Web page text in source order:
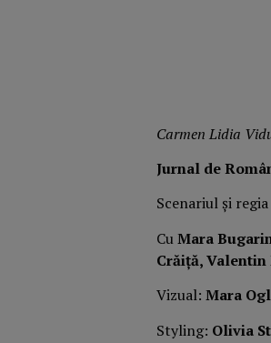
Carmen Lidia
Jurnal de
Scenariul și regia
CuMara
Crăiță,
Vizual: Mara
Styling: Olivia